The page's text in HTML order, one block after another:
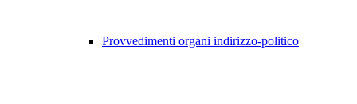
Provvedimenti organi indirizzo-politico